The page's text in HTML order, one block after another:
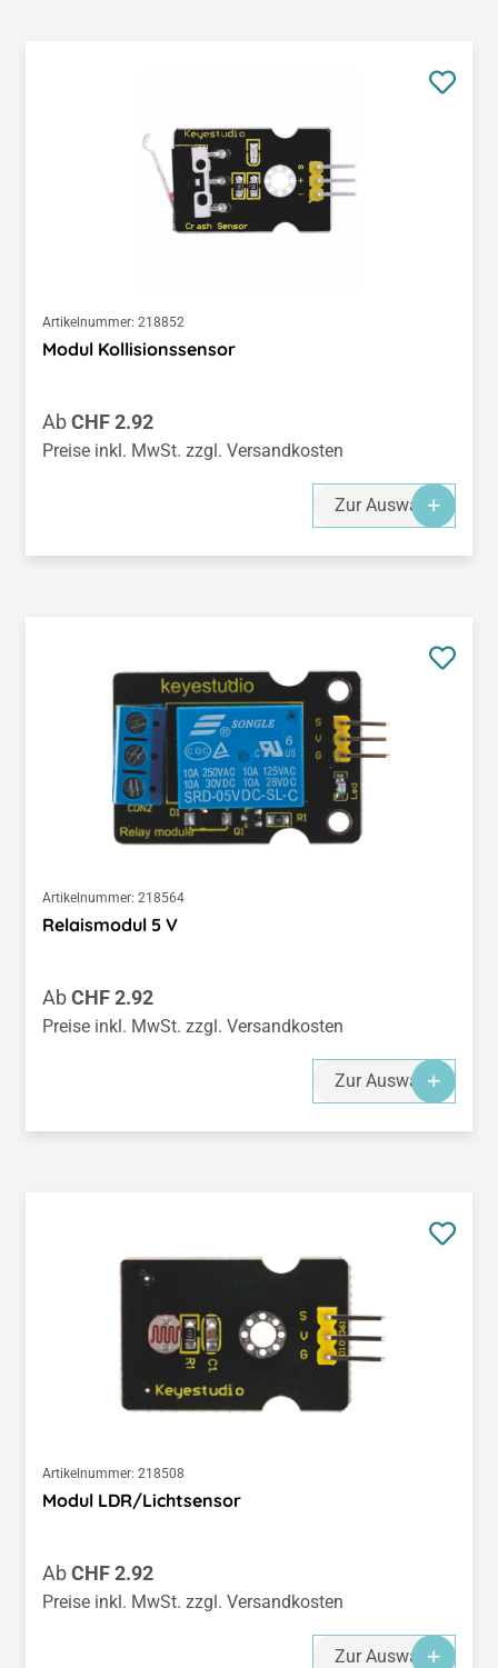
Artikelnummer: 218852
Modul Kollisionssensor
Regulärer Preis:
AbCHF 2.92
Preise inkl. MwSt. zzgl. Versandkosten
Zur Auswahl
Artikelnummer: 218564
Relaismodul 5 V
Regulärer Preis:
AbCHF 2.92
Preise inkl. MwSt. zzgl. Versandkosten
Zur Auswahl
Artikelnummer: 218508
Modul LDR/Lichtsensor
Regulärer Preis:
AbCHF 2.92
Preise inkl. MwSt. zzgl. Versandkosten
Zur Auswahl